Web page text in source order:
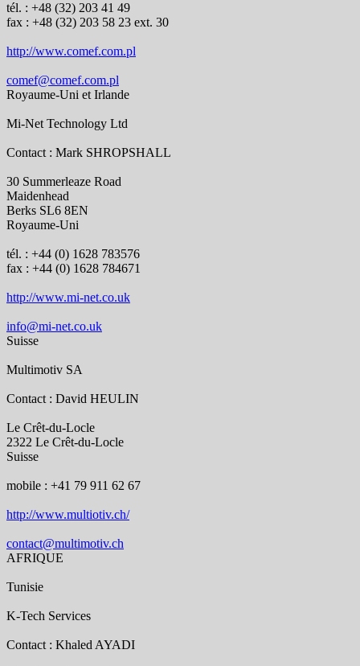
tél. : +48 (32) 203 41 49
fax : +48 (32) 203 58 23 ext. 30
http://www.comef.com.pl
comef@comef.com.pl
Royaume-Uni et Irlande
Mi-Net Technology Ltd
Contact : Mark SHROPSHALL
30 Summerleaze Road
Maidenhead
Berks SL6 8EN
Royaume-Uni
tél. : +44 (0) 1628 783576
fax : +44 (0) 1628 784671
http://www.mi-net.co.uk
info@mi-net.co.uk
Suisse
Multimotiv SA
Contact : David HEULIN
Le Crêt-du-Locle
2322 Le Crêt-du-Locle
Suisse
mobile : +41 79 911 62 67
http://www.multiotiv.ch/
contact@multimotiv.ch
AFRIQUE
Tunisie
K-Tech Services
Contact : Khaled AYADI